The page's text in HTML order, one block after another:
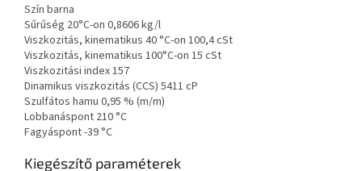
Szín barna
Sűrűség 20°C-on 0,8606 kg/l
Viszkozitás, kinematikus 40 °C-on 100,4 cSt
Viszkozitás, kinematikus 100°C-on 15 cSt
Viszkozitási index 157
Dinamikus viszkozitás (CCS) 5411 cP
Szulfátos hamu 0,95 % (m/m)
Lobbanáspont 210 °C
Fagyáspont -39 °C
Kiegészítő paraméterek